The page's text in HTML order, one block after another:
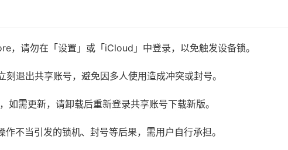
，请勿在「设置」或「iCloud」中登录，以免触发设备锁。
退出共享账号，避免因多人使用造成冲突或封号。
需更新，请卸载后重新登录共享账号下载新版。
不当引发的锁机、封号等后果，需用户自行承担。